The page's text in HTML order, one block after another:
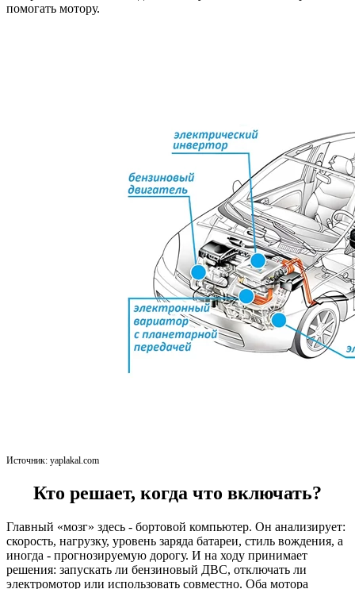
помогать мотору.
Источник: yaplakal.com
Кто решает, когда что включать?
Главный «мозг» здесь - бортовой компьютер. Он анализирует:
скорость, нагрузку, уровень заряда батареи, стиль вождения, а
иногда - прогнозируемую дорогу. И на ходу принимает
решения: запускать ли бензиновый ДВС, отключать ли
электромотор или использовать совместно. Оба мотора